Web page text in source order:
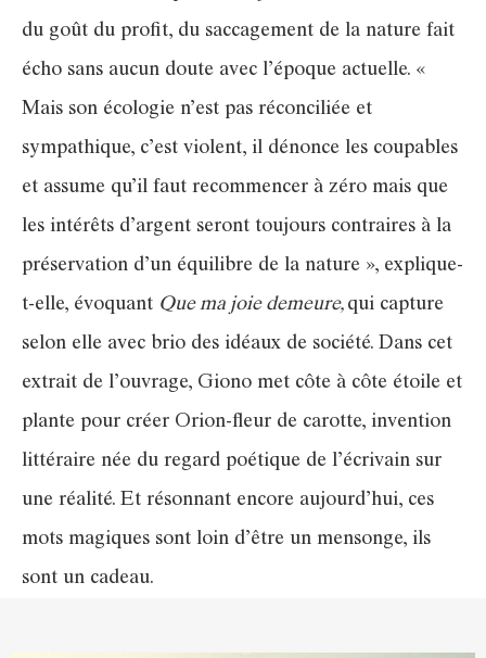
du goût du profit, du saccagement de la nature fait
écho sans aucun doute avec l’époque actuelle. «
Mais son écologie n’est pas réconciliée et
sympathique, c’est violent, il dénonce les coupables
et assume qu’il faut recommencer à zéro mais que
les intérêts d’argent seront toujours contraires à la
préservation d’un équilibre de la nature », explique-
t-elle, évoquant Que ma joie demeure, qui capture
selon elle avec brio des idéaux de société. Dans cet
extrait de l’ouvrage, Giono met côte à côte étoile et
plante pour créer Orion-fleur de carotte, invention
littéraire née du regard poétique de l’écrivain sur
une réalité. Et résonnant encore aujourd’hui, ces
mots magiques sont loin d’être un mensonge, ils
sont un cadeau.